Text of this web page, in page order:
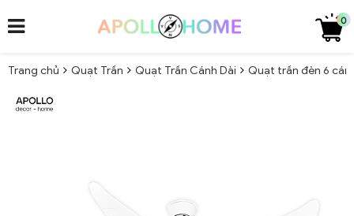
0
Trang chủ Quạt Trần Quạt Trần Cánh Dài Quạt trần đèn 6